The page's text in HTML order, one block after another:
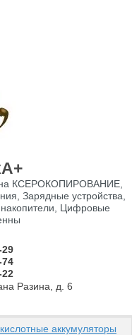
КСЕРОКОПИРОВАНИЕ,
Зарядные устройства,
Цифровые
29
74
22
Разина, д. 6
аккумуляторы